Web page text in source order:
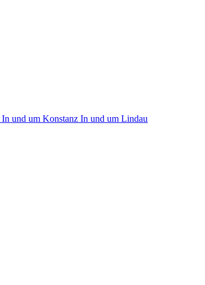
In und um Konstanz In und um Lindau